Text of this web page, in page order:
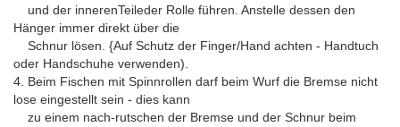
und der innerenTeileder Rolle führen. Anstelle dessen den
Hänger immer direkt über die
Schnur lösen. {Auf Schutz der Finger/Hand achten - Handtuch
oder Handschuhe verwenden).
4. Beim Fischen mit Spinnrollen darf beim Wurf die Bremse nicht
lose eingestellt sein - dies kann
zu einem nach-rutschen der Bremse und der Schnur beim